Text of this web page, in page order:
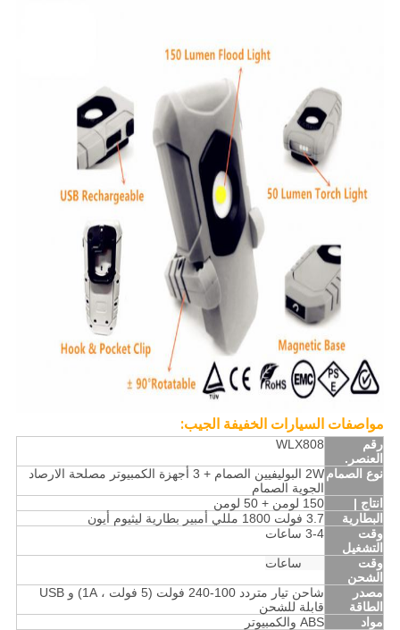
مواصفات السيارات الخفيفة الجيب:
رقم
العنصر.
WLX808
نوع الصمام
2W البوليفيين الصمام + 3 أجهزة الكمبيوتر مصلحة الارصاد
الجوية الصمام
انتاج |
150 لومن + 50 لومن
البطارية
3.7 فولت 1800 مللي أمبير بطارية ليثيوم أيون
وقت
التشغيل
3-4 ساعات
وقت
الشحن
مصدر
الطاقة
شاحن تيار متردد 100-240 فولت (5 فولت ، 1A) و USB
قابلة للشحن
مواد
ABS والكمبيوتر